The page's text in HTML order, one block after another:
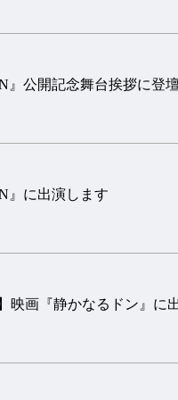
』公開記念舞台挨拶に登
』に出演します
映画『静かなるドン』に